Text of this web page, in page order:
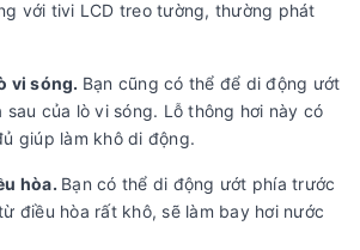
với tivi LCD treo tường, thường phát
vi sóng. Bạn cũng có thể để di động ướt
của lò vi sóng. Lỗ thông hơi này có
giúp làm khô di động.
hòa. Bạn có thể di động ướt phía trước
điều hòa rất khô, sẽ làm bay hơi nước